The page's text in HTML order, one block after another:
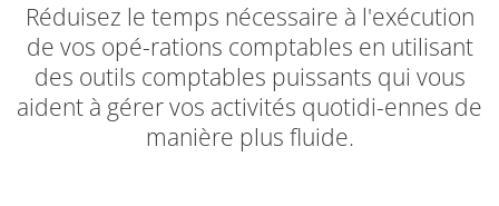
Réduisez le temps nécessaire à l'exécution
de vos opé-rations comptables en utilisant
des outils comptables puissants qui vous
aident à gérer vos activités quotidi-ennes de
manière plus fluide.